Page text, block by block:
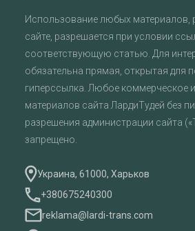
Использование любых материалов,
сайте, разрешается при условии
соответствующую статью. Для
обязательна прямая, открытая для
гиперссылка. Любое коммерческое
материалов сайта ЛардиТудей без
разрешения администрации сайта
запрещено.
Украина, 61000, Харьков
+380675240300
reklama@lardi-trans.com